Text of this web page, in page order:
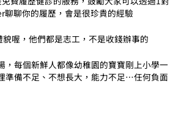
聊聊你的履歷，會是很珍貴的經驗
貌喔，他們都是志工，不是收錢辦事的
，每個新鮮人都像幼稚園的寶寶剛上小學一
準備不足、不想長大，能力不足…任何負面